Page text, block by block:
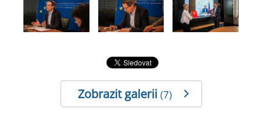
Zobrazit galerii (7)